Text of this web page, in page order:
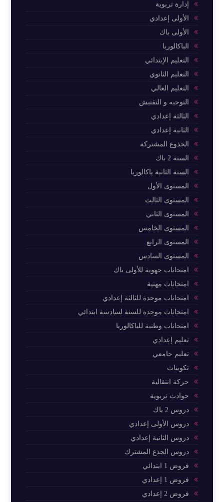
إدارة تربوية
الأولى إعدادي
الأولى باك
الباكالوربا
التعليم الإبتدائي
التعليم الثانوي
التعليم العالي
التوجيه و التفتيش
الثالثة إعدادي
الثانية إعدادي
الجذوع المشتركة
السنة 2 باك
السنة الثانية باكالوريا
المستوى الأول
المستوى الثالث
المستوى الثاني
المستوى الخامس
المستوى الرابع
المستوى السادس
امتحانات جهوية للأولى باك
امتحانات مهنية
امتحانات موحدة للثالثة إعدادي
امتحانات موحدة للسنة لسادسة ابتدائي
امتحانات وطنية للباكالوريا
تعليم إعدادي
تعليم جامعي
تكوينات
حركة انتقالية
حوادث تربوية
دروس 2 باك
دروس الأولى إعدادي
دروس الثانية إعدادي
دروس الجذع المشترك
فروض 1 ابتدائي
فروض 1 إعدادي
فروض 2 إعدادي